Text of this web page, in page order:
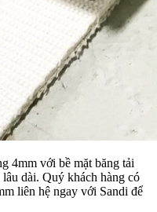
4mm với bề mặt băng tải
dài. Quý khách hàng có
liên hệ ngay với Sandi để